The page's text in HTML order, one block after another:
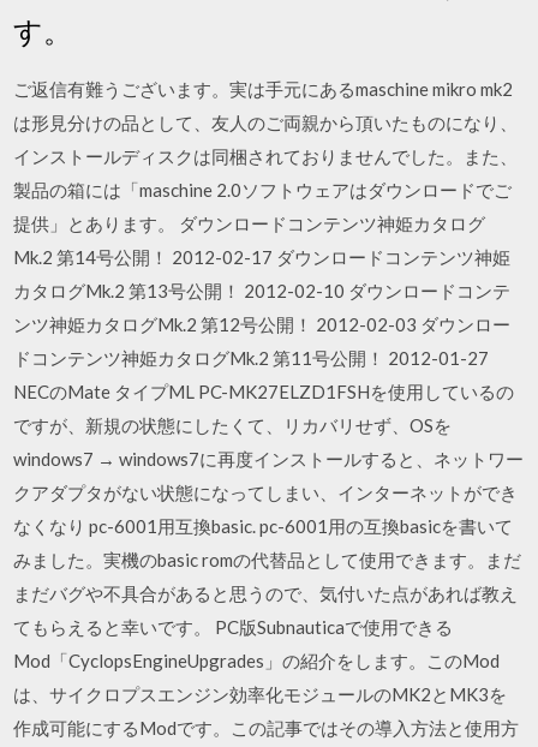
す。
ご返信有難うございます。実は手元にあるmaschine mikro mk2
は形見分けの品として、友人のご両親から頂いたものになり、
インストールディスクは同梱されておりませんでした。また、
製品の箱には「maschine 2.0ソフトウェアはダウンロードでご
提供」とあります。 ダウンロードコンテンツ神姫カタログ
Mk.2 第14号公開！ 2012-02-17 ダウンロードコンテンツ神姫
カタログMk.2 第13号公開！ 2012-02-10 ダウンロードコンテ
ンツ神姫カタログMk.2 第12号公開！ 2012-02-03 ダウンロー
ドコンテンツ神姫カタログMk.2 第11号公開！ 2012-01-27
NECのMate タイプML PC-MK27ELZD1FSHを使用しているの
ですが、新規の状態にしたくて、リカバリせず、OSを
windows7 → windows7に再度インストールすると、ネットワー
クアダプタがない状態になってしまい、インターネットができ
なくなり pc-6001用互換basic. pc-6001用の互換basicを書いて
みました。実機のbasic romの代替品として使用できます。まだ
まだバグや不具合があると思うので、気付いた点があれば教え
てもらえると幸いです。 PC版Subnauticaで使用できる
Mod「CyclopsEngineUpgrades」の紹介をします。このMod
は、サイクロプスエンジン効率化モジュールのMK2とMK3を
作成可能にするModです。この記事ではその導入方法と使用方